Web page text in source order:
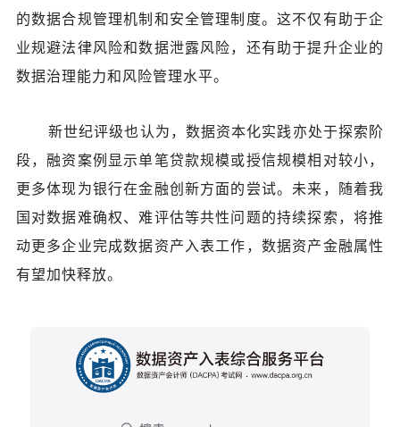
的数据合规管理机制和安全管理制度。这不仅有助于企
业规避法律风险和数据泄露风险，还有助于提升企业的
数据治理能力和风险管理水平。
新世纪评级也认为，数据资本化实践亦处于探索阶
段，融资案例显示单笔贷款规模或授信规模相对较小，
更多体现为银行在金融创新方面的尝试。未来，随着我
国对数据难确权、难评估等共性问题的持续探索，将推
动更多企业完成数据资产入表工作，数据资产金融属性
有望加快释放。